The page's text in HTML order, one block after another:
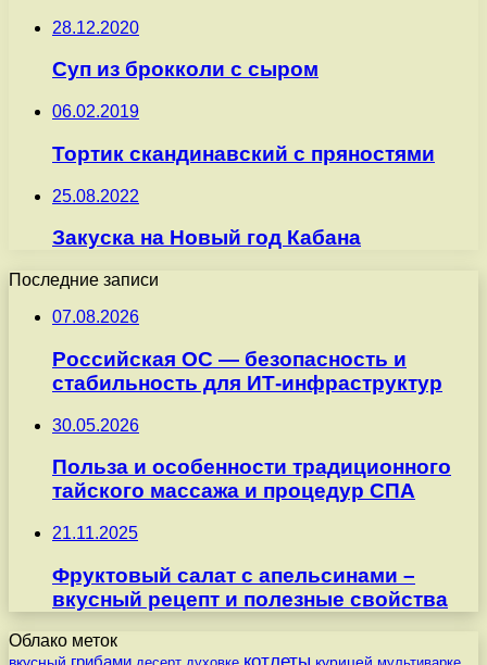
28.12.2020
Суп из брокколи с сыром
06.02.2019
Тортик скандинавский с пряностями
25.08.2022
Закуска на Новый год Кабана
Последние записи
07.08.2026
Российская ОС — безопасность и
стабильность для ИТ-инфраструктур
30.05.2026
Польза и особенности традиционного
тайского массажа и процедур СПА
21.11.2025
Фруктовый салат с апельсинами –
вкусный рецепт и полезные свойства
Облако меток